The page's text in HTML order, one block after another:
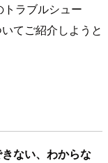
ラブルシュー
てご紹介しようと
ない、わからな